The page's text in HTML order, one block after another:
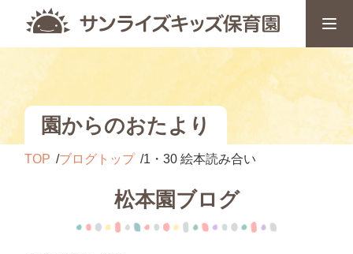
園からのおたより
TOP ブログトップ 1・30 絵本読み合い
松本園ブログ